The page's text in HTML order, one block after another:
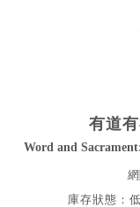
社會／倫理
哲學／宗教比
有道
Word and
庫存狀態：